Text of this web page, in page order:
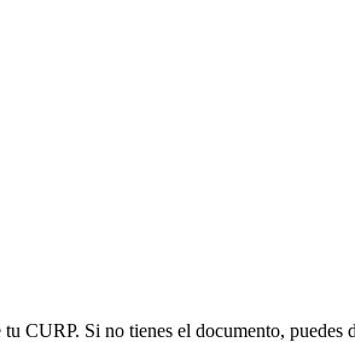
CURP. Si no tienes el documento, puedes